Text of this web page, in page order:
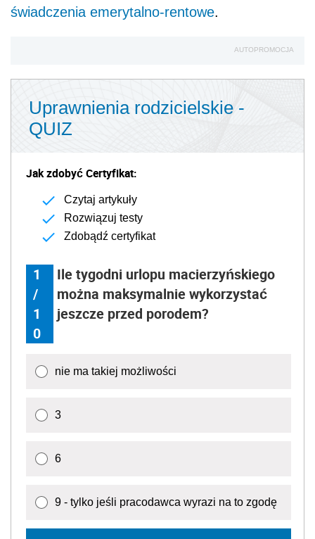
świadczenia emerytalno-rentowe.
AUTOPROMOCJA
Uprawnienia rodzicielskie -
QUIZ
Jak zdobyć Certyfikat:
Czytaj artykuły
Rozwiązuj testy
Zdobądź certyfikat
1
/
1
0
Ile tygodni urlopu macierzyńskiego
można maksymalnie wykorzystać
jeszcze przed porodem?
nie ma takiej możliwości
3
6
9 - tylko jeśli pracodawca wyrazi na to zgodę